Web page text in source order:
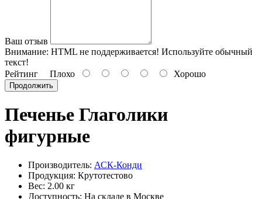
Ваш отзыв
Внимание: HTML не поддерживается! Используйте обычный
текст!
Рейтинг Плохо Хорошо
Продолжить
Печенье Глаголики
фигурные
Производитель: АСК-Конди
Продукция: Крутотестово
Вес: 2.00 кг
Доступность: На складе в Москве